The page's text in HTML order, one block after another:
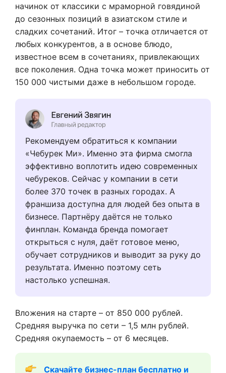
начинок от классики с мраморной говядиной
до сезонных позиций в азиатском стиле и
сладких сочетаний. Итог – точка отличается от
любых конкурентов, а в основе блюдо,
известное всем в сочетаниях, привлекающих
все поколения. Одна точка может приносить от
150 000 чистыми даже в небольшом городе.
Рекомендуем обратиться к компании
«Чебурек Ми». Именно эта фирма смогла
эффективно воплотить идею современных
чебуреков. Сейчас у компании в сети
более 370 точек в разных городах. А
франшиза доступна для людей без опыта в
бизнесе. Партнёру даётся не только
финплан. Команда бренда помогает
открыться с нуля, даёт готовое меню,
обучает сотрудников и выводит за руку до
результата. Именно поэтому сеть
настолько успешная.
Вложения на старте – от 850 000 рублей.
Средняя выручка по сети – 1,5 млн рублей.
Средняя окупаемость – от 6 месяцев.
Скачайте бизнес-план бесплатно и